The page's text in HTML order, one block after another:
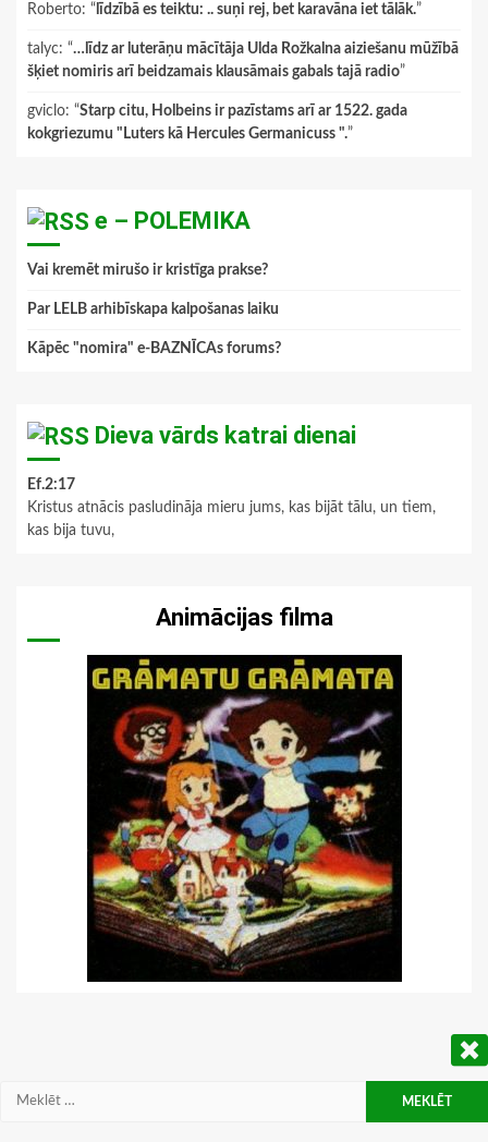
Roberto: “ līdzībā es teiktu: .. suņi rej, bet karavāna iet tālāk.”
talyc: “…līdz ar luterāņu mācītāja Ulda Rožkalna aiziešanu mūžībā
šķiet nomiris arī beidzamais klausāmais gabals tajā radio”
gviclo: “Starp citu, Holbeins ir pazīstams arī ar 1522. gada
kokgriezumu "Luters kā Hercules Germanicuss ".”
e – POLEMIKA
Vai kremēt mirušo ir kristīga prakse?
Par LELB arhibīskapa kalpošanas laiku
Kāpēc "nomira" e-BAZNĪCAs forums?
Dieva vārds katrai dienai
Ef.2:17
Kristus atnācis pasludināja mieru jums, kas bijāt tālu, un tiem,
kas bija tuvu,
Animācijas filma
Meklēt: